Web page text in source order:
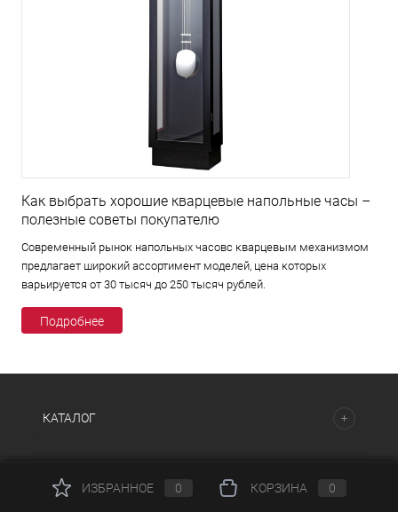
Как выбрать хорошие кварцевые напольные часы –
полезные советы покупателю
Современный рынок напольных часовс кварцевым механизмом
предлагает широкий ассортимент моделей, цена которых
варьируется от 30 тысяч до 250 тысяч рублей.
Подробнее
КАТАЛОГ
ИЗБРАННОЕ
0 КОРЗИНА 0